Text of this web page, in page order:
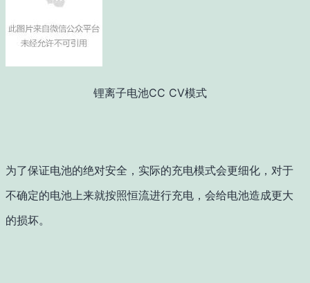
锂离子电池CC CV模式
为了保证电池的绝对安全，实际的充电模式会更细化，对于
不确定的电池上来就按照恒流进行充电，会给电池造成更大
的损坏。